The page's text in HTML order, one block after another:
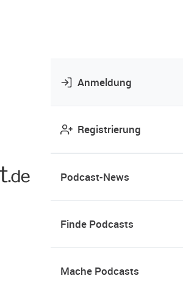
Anmeldung
Registrierung
Podcast-News
Finde Podcasts
Mache Podcasts